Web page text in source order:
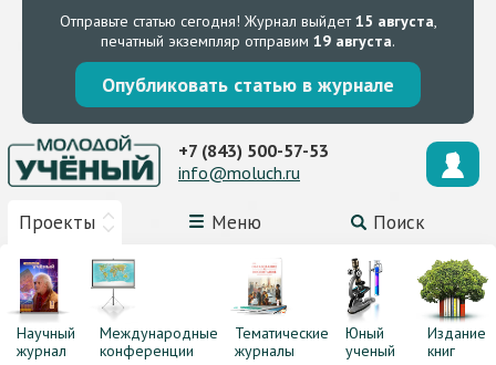
Отправьте статью сегодня! Журнал выйдет15 августа,
печатный экземпляр отправим 19 августа.
Опубликовать статью в журнале
Проекты Меню Поиск
+7 (843) 500-57-53
info@moluch.ru
Научный
журнал
Международные
конференции
Тематические
журналы
Юный
ученый
Издание
книг